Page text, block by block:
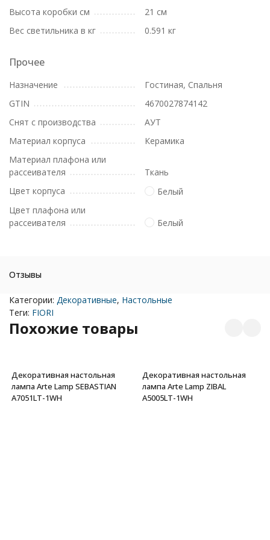
Высота коробки см
21 см
Вес светильника в кг
0.591 кг
Прочее
Назначение
Гостиная, Спальня
GTIN
4670027874142
Снят с производства
АУТ
Материал корпуса
Керамика
Материал плафона или
рассеивателя
Ткань
Цвет корпуса
Белый
Цвет плафона или
рассеивателя
Белый
Отзывы
Категории: Декоративные, Настольные
Теги: FIORI
Похожие товары
Декоративная настольная
лампа Arte Lamp SEBASTIAN
A7051LT-1WH
Декоративная настольная
лампа Arte Lamp ZIBAL
A5005LT-1WH